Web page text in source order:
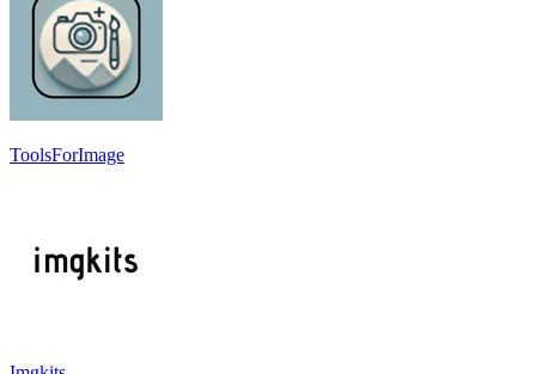
ToolsForImage